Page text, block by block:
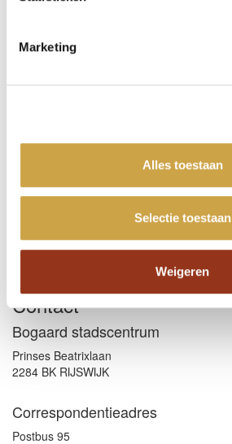
Marketing
Alles toestaan
Selectie toestaan
Weigeren
Social Media
Facebook
Contact
Bogaard stadscentrum
Prinses Beatrixlaan
2284 BK RIJSWIJK
Correspondentieadres
Postbus 95